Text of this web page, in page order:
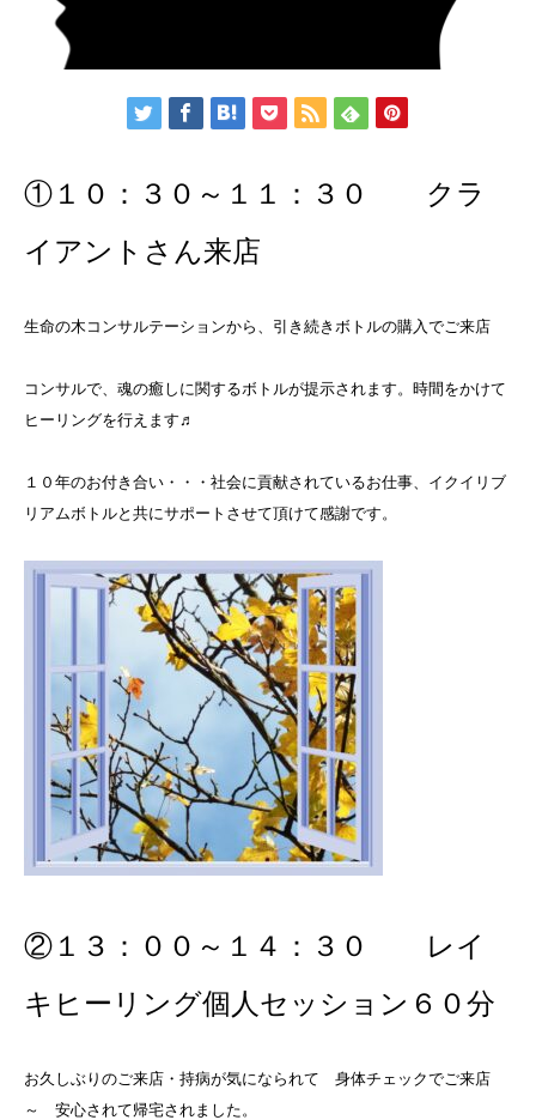
①１０：３０～１１：３０ クラ
イアントさん来店
生命の木コンサルテーションから、引き続きボトルの購入でご来店
コンサルで、魂の癒しに関するボトルが提示されます。時間をかけて
ヒーリングを行えます♬
１０年のお付き合い・・・社会に貢献されているお仕事、イクイリブ
リアムボトルと共にサポートさせて頂けて感謝です。
②１３：００～１４：３０ レイ
キヒーリング個人セッション６０分
お久しぶりのご来店・持病が気になられて 身体チェックでご来店
～ 安心されて帰宅されました。